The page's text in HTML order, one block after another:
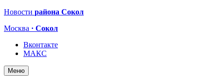
Новости района Сокол
Москва · Сокол
Вконтакте
МАКС
Меню